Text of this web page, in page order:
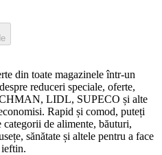
din toate magazinele într-un
reduceri speciale, oferte,
LIDL, SUPECO și alte
Rapid și comod, puteți
de alimente, băuturi,
sănătate și altele pentru a face